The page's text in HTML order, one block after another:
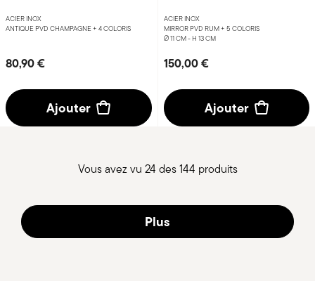
ACIER INOX
ANTIQUE PVD CHAMPAGNE + 4 COLORIS
80,90 €
Ajouter
ACIER INOX
MIRROR PVD RUM + 5 COLORIS
Ø 11 CM - H 13 CM
150,00 €
Ajouter
Vous avez vu 24 des 144 produits
Plus